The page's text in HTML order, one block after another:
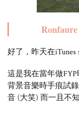
好了，昨天在iTunes
這是我在當年做
背景音樂時手痕試
音 (大笑) 而一且不